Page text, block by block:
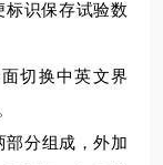
标识保存试验数
切换中英文界
部分组成，外加